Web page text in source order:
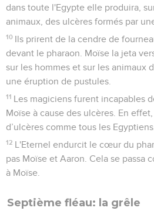
dans toute l'Egypte elle produira,
animaux, des ulcères formés par
10 Ils prirent de la cendre de
devant le pharaon. Moïse la jeta
sur les hommes et sur les animaux
une éruption de pustules.
11 Les magiciens furent incapables
Moïse à cause des ulcères. En
d’ulcères comme tous les Egyptiens.
12 L'Eternel endurcit le cœur du
pas Moïse et Aaron. Cela se passa
à Moïse.
Septième fléau: la grêle